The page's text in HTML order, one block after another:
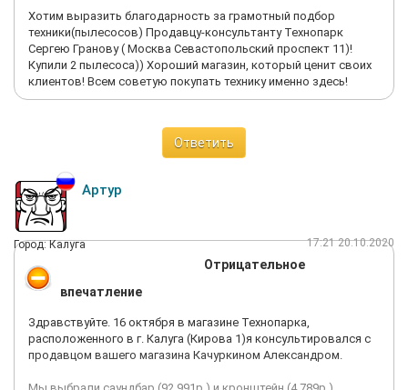
В сухом остатке из-за сотрудников технопарка я не смог
купить телефон у них, а более того отказался от заказа в
связном, где его готовы были привезти.
Заказ был 145-606-320
Хотим выразить благодарность за грамотный подбор
техники(пылесосов) Продавцу-консультанту Технопарк
Сергею Гранову ( Москва Севастопольский проспект 11)!
Купили 2 пылесоса)) Хороший магазин, который ценит своих
клиентов! Всем советую покупать технику именно здесь!
Ответить
Артур
Город: Калуга 17:21 20.10.2020
Отрицательное
впечатление
Здравствуйте. 16 октября в магазине Технопарка,
расположенного в г. Калуга (Кирова 1)я консультировался с
продавцом вашего магазина Качуркином Александром.